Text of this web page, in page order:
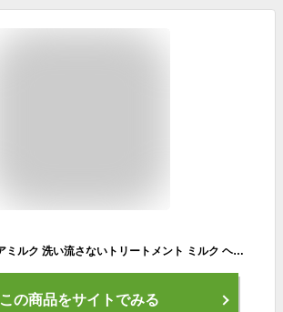
アネラホワイト ヘアミルク 洗い流さないトリートメント ミルク ヘアケア【深層ダメージ補修xまとまるうるサラ髪へ】
この商品をサイトでみる